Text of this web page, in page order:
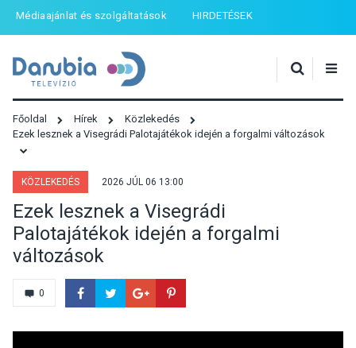
Médiaajánlat és szolgáltatások HIRDETÉSEK
Főoldal Hírek
Közlekedés
Ezek lesznek a Visegrádi Palotajátékok idején a forgalmi változások
KÖZLEKEDÉS 2026 JÚL 06 13:00
Ezek lesznek a Visegrádi
Palotajátékok idején a forgalmi
változások
0